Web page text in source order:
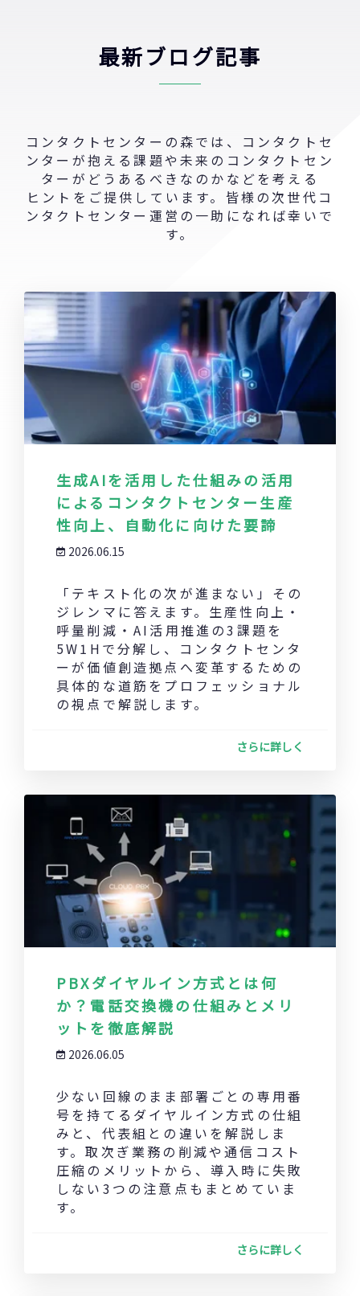
最新ブログ記事
コンタクトセンターの森では、コンタクトセ
ンターが抱える課題や未来のコンタクトセン
ターがどうあるべきなのかなどを考える
ヒントをご提供しています。皆様の次世代コ
ンタクトセンター運営の一助になれば幸いで
す。
生成AIを活用した仕組みの活用
によるコンタクトセンター生産
性向上、自動化に向けた要諦
2026.06.15
「テキスト化の次が進まない」その
ジレンマに答えます。生産性向上・
呼量削減・AI活用推進の3課題を
5W1Hで分解し、コンタクトセンタ
ーが価値創造拠点へ変革するための
具体的な道筋をプロフェッショナル
の視点で解説します。
さらに詳しく
PBXダイヤルイン方式とは何
か？電話交換機の仕組みとメリ
ットを徹底解説
2026.06.05
少ない回線のまま部署ごとの専用番
号を持てるダイヤルイン方式の仕組
みと、代表組との違いを解説しま
す。取次ぎ業務の削減や通信コスト
圧縮のメリットから、導入時に失敗
しない3つの注意点もまとめていま
す。
さらに詳しく